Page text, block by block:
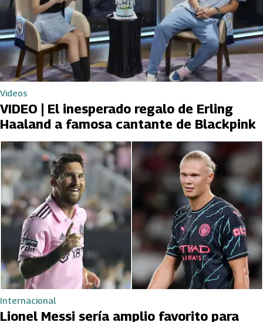
Videos
VIDEO | El inesperado regalo de Erling
Haaland a famosa cantante de Blackpink
Internacional
Lionel Messi sería amplio favorito para